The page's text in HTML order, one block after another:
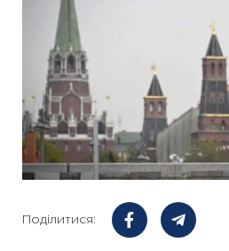
Поділитися: